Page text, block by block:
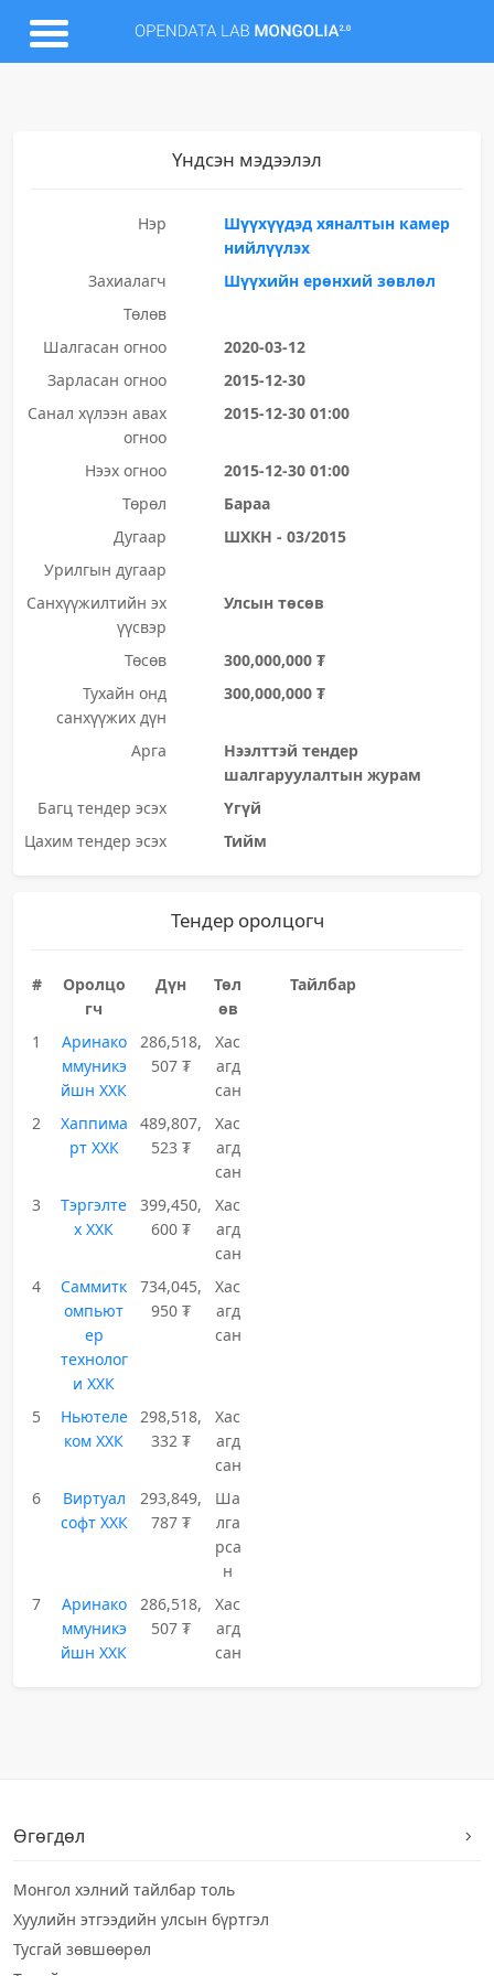
Үндсэн мэдээлэл
Нэр
Шүүхүүдэд хяналтын камер
нийлүүлэх
Захиалагч
Шүүхийн ерөнхий зөвлөл
Төлөв
Шалгасан огноо
2020-03-12
Зарласан огноо
2015-12-30
Санал хүлээн авах
огноо
2015-12-30 01:00
Нээх огноо
2015-12-30 01:00
Төрөл
Бараа
Дугаар
ШХКН - 03/2015
Урилгын дугаар
Санхүүжилтийн эх
үүсвэр
Улсын төсөв
Төсөв
300,000,000 ₮
Тухайн онд
санхүүжих дүн
300,000,000 ₮
Арга
Нээлттэй тендер
шалгаруулалтын журам
Багц тендер эсэх
Үгүй
Цахим тендер эсэх
Тийм
Тендер оролцогч
#
Оролцо
гч
Дүн
Төл
өв
Тайлбар
1
Аринако
ммуникэ
йшн ХХК
286,518,
507 ₮
Хас
агд
сан
2
Хаппима
рт ХХК
489,807,
523 ₮
Хас
агд
сан
3
Тэргэлте
х ХХК
399,450,
600 ₮
Хас
агд
сан
4
Саммитк
омпьют
ер
технолог
и ХХК
734,045,
950 ₮
Хас
агд
сан
5
Ньютеле
ком ХХК
298,518,
332 ₮
Хас
агд
сан
6
Виртуал
софт ХХК
293,849,
787 ₮
Ша
лга
рса
н
7
Аринако
ммуникэ
йшн ХХК
286,518,
507 ₮
Хас
агд
сан
Өгөгдөл
Монгол хэлний тайлбар толь
Хуулийн этгээдийн улсын бүртгэл
Тусгай зөвшөөрөл